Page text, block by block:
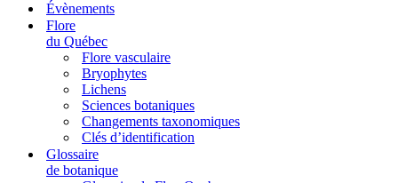
Évènements
Flore
du Québec
Flore vasculaire
Bryophytes
Lichens
Sciences botaniques
Changements taxonomiques
Clés d’identification
Glossaire
de botanique